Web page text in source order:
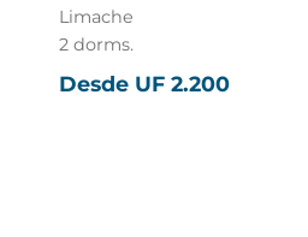
Limache
2 dorms.
Desde UF 2.200